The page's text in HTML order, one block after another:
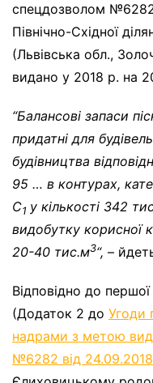
спецдозволом №6282
Північно-Східної
(Львівська обл.,
видано у 2018 р. на
“Балансові запаси
придатні для
будівництва
95 … в контурах,
С1 у кількості 342
видобутку корисної
20-40 тис.м3“, –
Відповідно до
(Додаток 2 до Угоди
надрами з метою
№6282 від 24.09.2018